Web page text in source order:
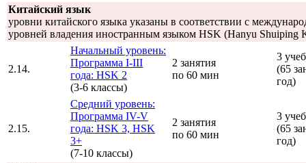
Китайский язык
уровни китайского языка указаны в соответствии с
уровней владения иностранным языком HSK (Hanyu Shuiping
2.14.
Начальный уровень:
Программа I-III
года: HSK 2
(3-6 классы)
2 занятия
по 60 мин
3
(65
год)
2.15.
Средний уровень:
Программа IV-V
года: HSK 3, HSK
3+
(7-10 классы)
2 занятия
по 60 мин
3
(65
год)